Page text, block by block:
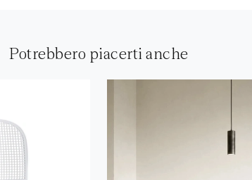
Potrebbero piacerti anche